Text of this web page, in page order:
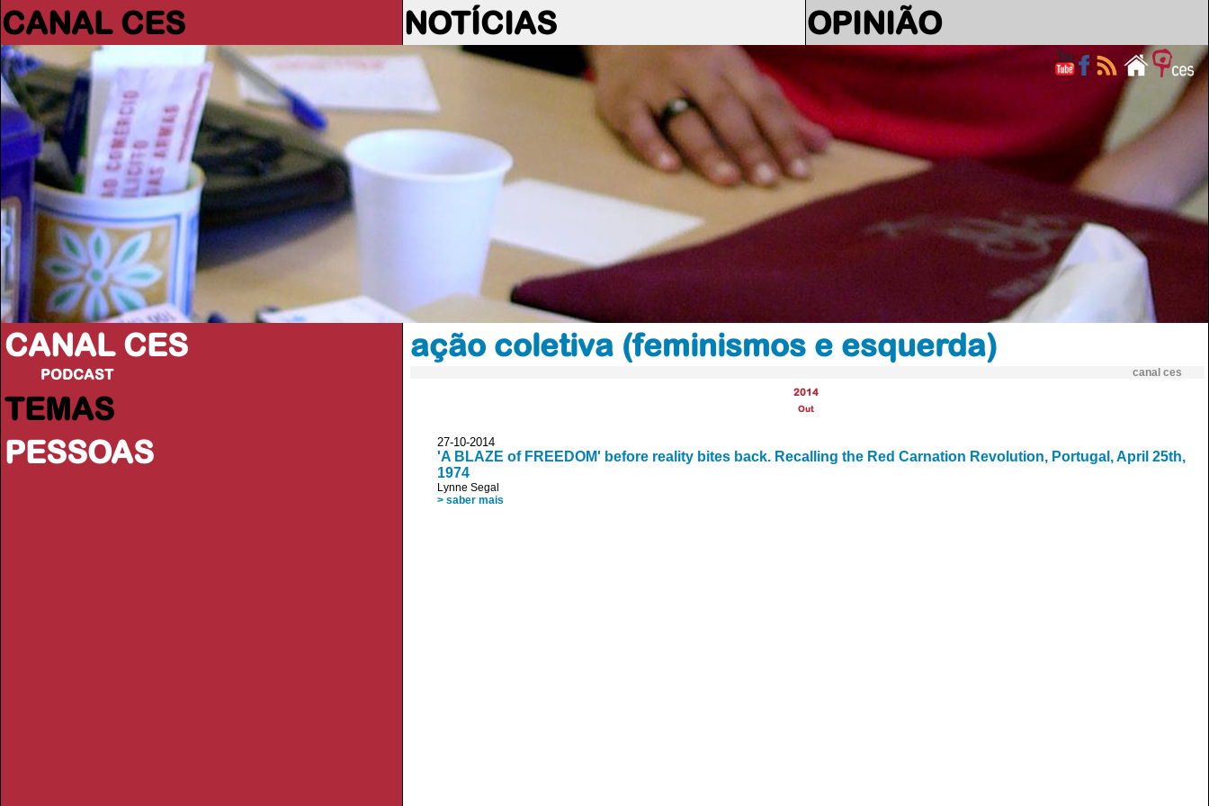
CANAL CES NOTÍCIAS OPINIÃO
CANAL CES
PODCAST
TEMAS
PESSOAS
ação coletiva (feminismos e esquerda)
canal ces
2014
Out
27-10-2014
'A BLAZE of FREEDOM' before reality bites back. Recalling the Red Carnation Revolution, Portugal, April 25th,
1974
Lynne Segal
> saber mais